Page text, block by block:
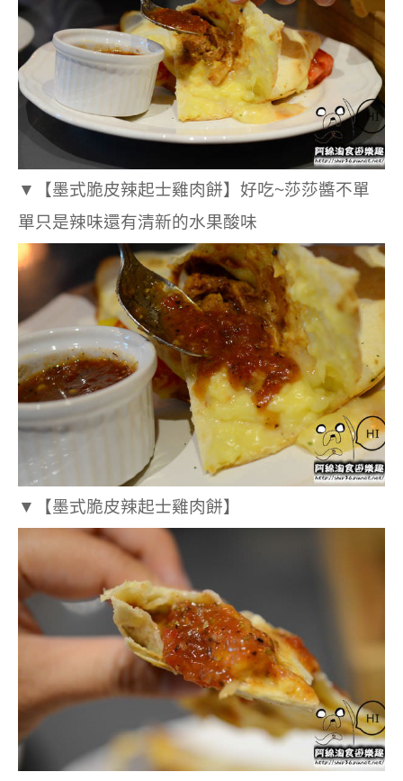
▼
【墨式脆皮辣起士雞肉餅】好吃~莎莎醬不單
單只是辣味還有清新的水果酸味
▼ 【墨式脆皮辣起士雞肉餅】